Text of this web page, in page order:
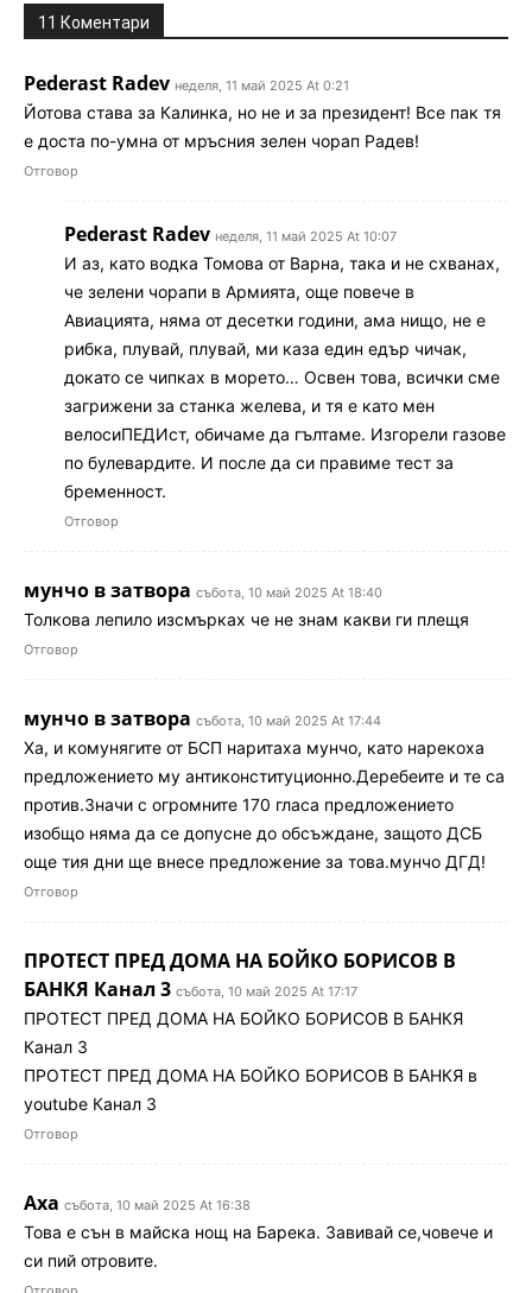
11 Коментари
Pederast Radev неделя, 11 май 2025 At 0:21
Йотова става за Калинка, но не и за президент! Все пак тя
е доста по-умна от мръсния зелен чорап Радев!
Отговор
Pederast Radev неделя, 11 май 2025 At 10:07
И аз, като водка Томова от Варна, така и не схванах,
че зелени чорапи в Армията, още повече в
Авиацията, няма от десетки години, ама нищо, не е
рибка, плувай, плувай, ми каза един eдър чичак,
докато се чипках в морето… Освен това, всички сме
загрижени за станка желева, и тя е като мен
велосиПЕДИст, обичаме да гълтаме. Изгорели газове
по булевардите. И после да си правиме тест за
бременност.
Отговор
мунчо в затвора събота, 10 май 2025 At 18:40
Толкова лепило изсмърках че не знам какви ги плещя
Отговор
мунчо в затвора събота, 10 май 2025 At 17:44
Ха, и комунягите от БСП наритаха мунчо, като нарекоха
предложението му антиконституционно.Деребеите и те са
против.Значи с огромните 170 гласа предложението
изобщо няма да се допусне до обсъждане, защото ДСБ
още тия дни ще внесе предложение за това.мунчо ДГД!
Отговор
ПРОТЕСТ ПРЕД ДОМА НА БОЙКО БОРИСОВ В
БАНКЯ Канал 3 събота, 10 май 2025 At 17:17
ПРОТЕСТ ПРЕД ДОМА НА БОЙКО БОРИСОВ В БАНКЯ
Канал 3
ПРОТЕСТ ПРЕД ДОМА НА БОЙКО БОРИСОВ В БАНКЯ в
youtube Канал 3
Отговор
Аха събота, 10 май 2025 At 16:38
Това е сън в майска нощ на Барека. Завивай се,човече и
си пий отровите.